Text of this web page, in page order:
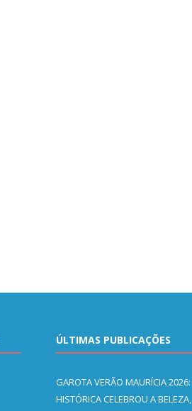
ÚLTIMAS PUBLICAÇÕES
GAROTA VERÃO MAURÍCIA
HISTÓRICA CELEBROU A